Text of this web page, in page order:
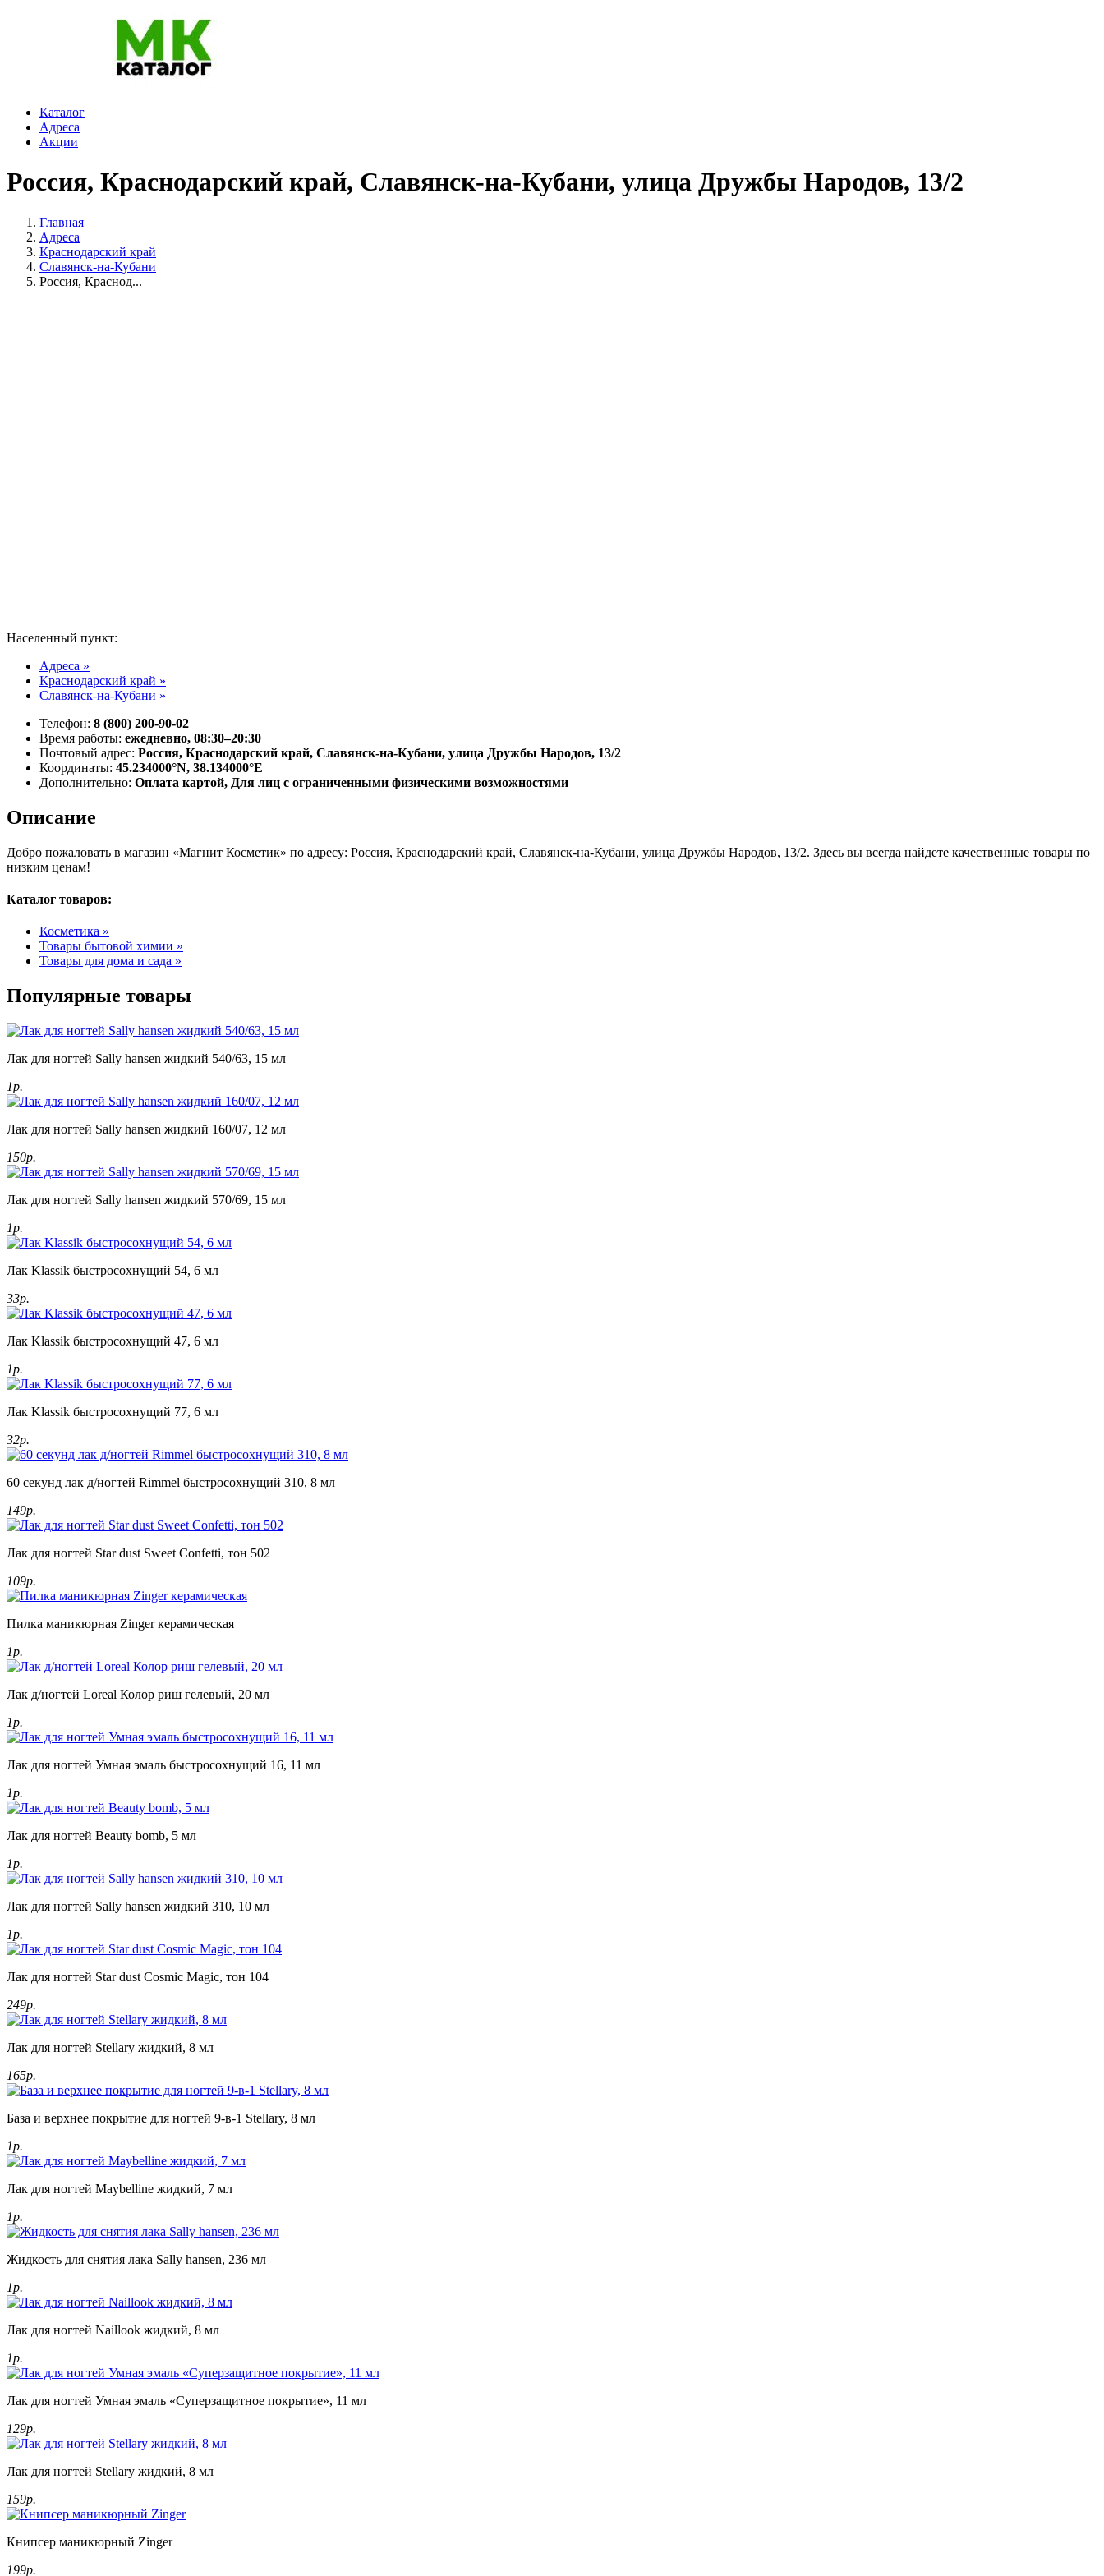
Каталог
Адреса
Акции
Россия, Краснодарский край, Славянск-на-Кубани, улица Дружбы Народов, 13/2
Главная
Адреса
Краснодарский край
Славянск-на-Кубани
Россия, Краснод...
Населенный пункт:
Адреса »
Краснодарский край »
Славянск-на-Кубани »
Телефон: 8 (800) 200-90-02
Время работы: ежедневно, 08:30–20:30
Почтовый адрес: Россия, Краснодарский край, Славянск-на-Кубани, улица Дружбы Народов, 13/2
Координаты: 45.234000°N, 38.134000°E
Дополнительно: Оплата картой, Для лиц с ограниченными физическими возможностями
Описание
Добро пожаловать в магазин «Магнит Косметик» по адресу: Россия, Краснодарский край, Славянск-на-Кубани, улица Дружбы Народов, 13/2. Здесь вы всегда найдете качественные товары по
низким ценам!
Каталог товаров:
Косметика »
Товары бытовой химии »
Товары для дома и сада »
Популярные товары
Лак для ногтей Sally hansen жидкий 540/63, 15 мл
1р.
Лак для ногтей Sally hansen жидкий 160/07, 12 мл
150р.
Лак для ногтей Sally hansen жидкий 570/69, 15 мл
1р.
Лак Klassik быстросохнущий 54, 6 мл
33р.
Лак Klassik быстросохнущий 47, 6 мл
1р.
Лак Klassik быстросохнущий 77, 6 мл
32р.
60 секунд лак д/ногтей Rimmel быстросохнущий 310, 8 мл
149р.
Лак для ногтей Star dust Sweet Confetti, тон 502
109р.
Пилка маникюрная Zinger керамическая
1р.
Лак д/ногтей Loreal Колор риш гелевый, 20 мл
1р.
Лак для ногтей Умная эмаль быстросохнущий 16, 11 мл
1р.
Лак для ногтей Beauty bomb, 5 мл
1р.
Лак для ногтей Sally hansen жидкий 310, 10 мл
1р.
Лак для ногтей Star dust Cosmic Magic, тон 104
249р.
Лак для ногтей Stellary жидкий, 8 мл
165р.
База и верхнее покрытие для ногтей 9-в-1 Stellary, 8 мл
1р.
Лак для ногтей Maybelline жидкий, 7 мл
1р.
Жидкость для снятия лака Sally hansen, 236 мл
1р.
Лак для ногтей Naillook жидкий, 8 мл
1р.
Лак для ногтей Умная эмаль «Суперзащитное покрытие», 11 мл
129р.
Лак для ногтей Stellary жидкий, 8 мл
159р.
Книпсер маникюрный Zinger
199р.